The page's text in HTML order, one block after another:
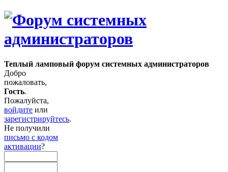
Теплый ламповый форум системных администраторов
Добро
пожаловать,
Гость.
Пожалуйста,
войдите или
зарегистрируйтесь.
Не получили
письмо с кодом
активации?